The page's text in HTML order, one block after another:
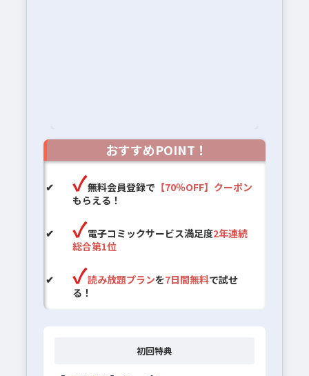
おすすめPOINT！
無料会員登録で 【70％OFF】クーポン
もらえる！
電子コミックサービス満足度2年連続
総合第1位
読み放題プランを7日間無料で試せ
る！
初回特典